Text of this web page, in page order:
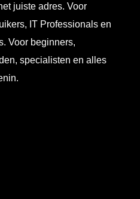
juiste adres. Voor
IT Professionals en
Voor beginners,
specialisten en alles